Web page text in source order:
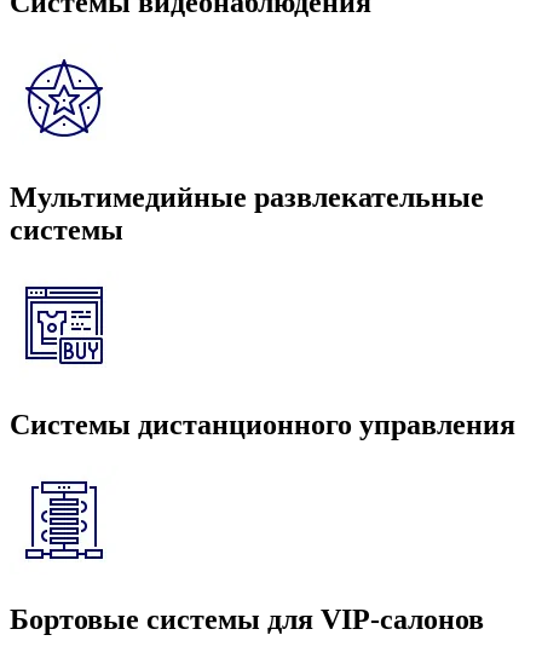
Мультимедийные развлекательные
системы
Системы дистанционного управления
Бортовые системы для VIP-салонов